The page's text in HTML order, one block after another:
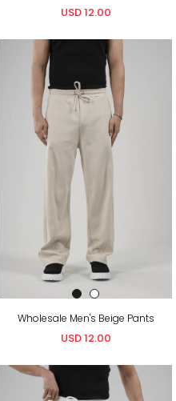
USD 12.00
Wholesale Men's Beige Pants
USD 12.00